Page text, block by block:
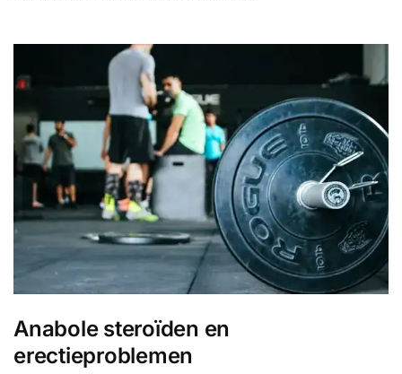
Anabole steroïden en
erectieproblemen